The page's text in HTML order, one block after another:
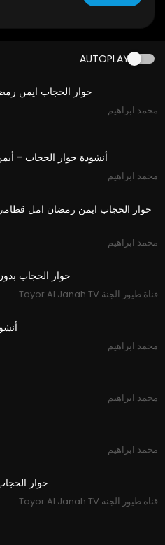
you sent to your loved one o
AUTOPLAY
5:14
حوار الحجاب ايمن
محمد ابراهيم
أنشودة حوار الحجاب -
محمد ابراهيم
حوار الحجاب ايمن رمضان امل
محمد ابراهيم
حوار الحجاب
Toyor Al Janah TV قناة طيور الجنة
محمد ابراهيم
محمد ابراهيم
محمد ابراهيم
حوار
Toyor Al Janah TV قناة طيور الجنة